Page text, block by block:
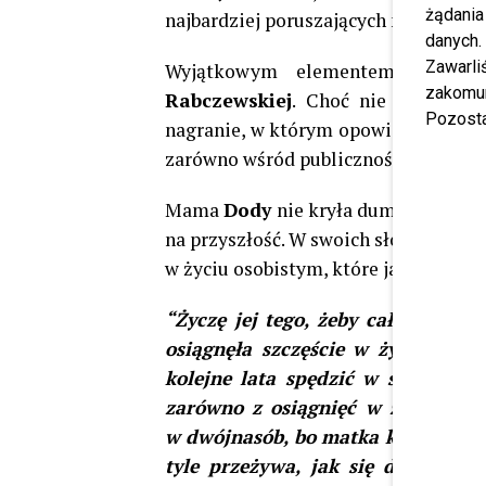
danych.
najbardziej poruszających
Wyjątkowym elementem
Rabczewskiej. Choć nie pojawiła
nagranie, w którym opowiadała o
zarówno wśród publiczności, jak i
MamaDodynie kryła dumy z
na przyszłość. W swoich słowach
w życiu osobistym, które jak
“Życzę jej tego, żeby cały czas
osiągnęła szczęście w życiu
kolejne lata spędzić w spokoju,
zarówno z osiągnięć w życiu
w dwójnasób, bo matka każda
tyle przeżywa, jak się dziecko